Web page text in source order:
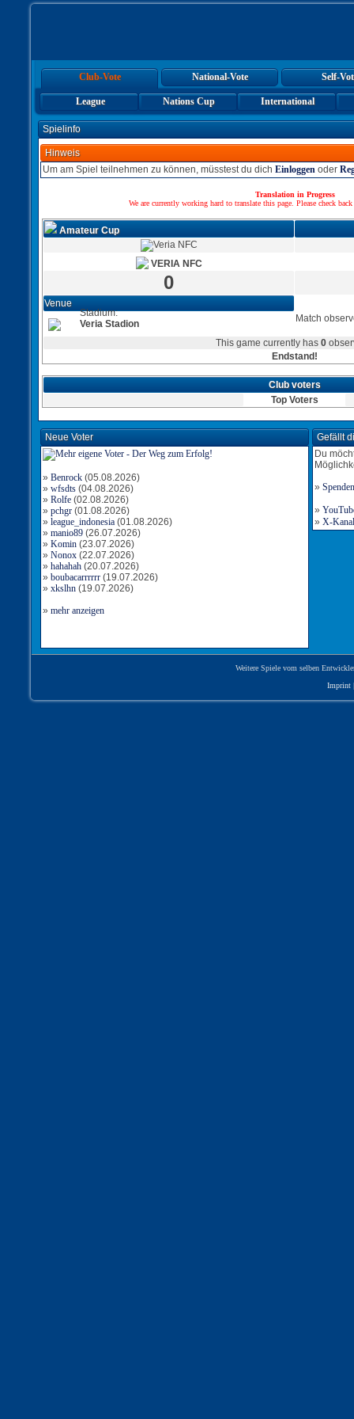
Club-Vote National-Vote Self-
League Nations Cup International
Spielinfo
Hinweis
Um am Spiel teilnehmen zu können, müsstest du dich Einloggen oder
Translation in Progress
We are currently working hard to translate this page. Please check
Amateur Cup
VERIA NFC
0
Venue
Stadium:
Veria Stadion
Match
This game currently has 0
Endstand!
Club voters
Top Voters
Neue Voter
» Benrock (05.08.2026)
» wfsdts (04.08.2026)
» Rolfe (02.08.2026)
» pchgr (01.08.2026)
» league_indonesia (01.08.2026)
» manio89 (26.07.2026)
» Komin (23.07.2026)
» Nonox (22.07.2026)
» hahahah (20.07.2026)
» boubacarrrrrr (19.07.2026)
» xkslhn (19.07.2026)
» mehr anzeigen
Gefällt
Du
» Spenden
»
» X-
Weitere Spiele vom selben
Imprint